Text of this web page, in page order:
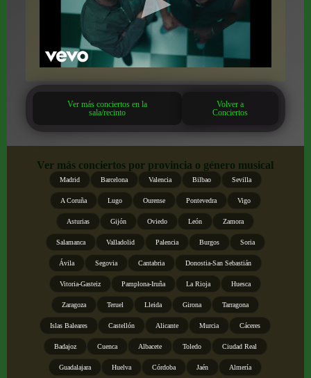
Ver más conciertos en la
sala/recinto
Volver a
Conciertos
Ver más conciertos por provincia o género musical
Madrid Barcelona Valencia Bilbao Sevilla
A Coruña Lugo Ourense Pontevedra Vigo
Asturias Gijón Oviedo León Zamora
Salamanca Valladolid Palencia Burgos Soria
Ávila Segovia Cantabria Donostia-San Sebastián
Vitoria-Gasteiz Pamplona-Iruña La Rioja Huesca
Zaragoza Teruel Lleida Girona Tarragona
Islas Baleares Castellón Alicante Murcia Cáceres
Badajoz Cuenca Albacete Toledo Ciudad Real
Guadalajara Huelva Córdoba Jaén Almería